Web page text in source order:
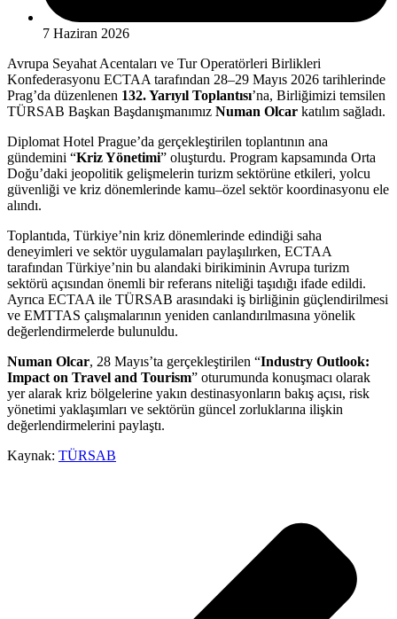
7 Haziran 2026
Avrupa Seyahat Acentaları ve Tur Operatörleri Birlikleri
Konfederasyonu ECTAA tarafından 28–29 Mayıs 2026 tarihlerinde
Prag’da düzenlenen 132. Yarıyıl Toplantısı’na, Birliğimizi temsilen
TÜRSAB Başkan Başdanışmanımız Numan Olcar katılım sağladı.
Diplomat Hotel Prague’da gerçekleştirilen toplantının ana
gündemini “Kriz Yönetimi” oluşturdu. Program kapsamında Orta
Doğu’daki jeopolitik gelişmelerin turizm sektörüne etkileri, yolcu
güvenliği ve kriz dönemlerinde kamu–özel sektör koordinasyonu ele
alındı.
Toplantıda, Türkiye’nin kriz dönemlerinde edindiği saha
deneyimleri ve sektör uygulamaları paylaşılırken, ECTAA
tarafından Türkiye’nin bu alandaki birikiminin Avrupa turizm
sektörü açısından önemli bir referans niteliği taşıdığı ifade edildi.
Ayrıca ECTAA ile TÜRSAB arasındaki iş birliğinin güçlendirilmesi
ve EMTTAS çalışmalarının yeniden canlandırılmasına yönelik
değerlendirmelerde bulunuldu.
Numan Olcar, 28 Mayıs’ta gerçekleştirilen “Industry Outlook:
Impact on Travel and Tourism” oturumunda konuşmacı olarak
yer alarak kriz bölgelerine yakın destinasyonların bakış açısı, risk
yönetimi yaklaşımları ve sektörün güncel zorluklarına ilişkin
değerlendirmelerini paylaştı.
Kaynak: TÜRSAB